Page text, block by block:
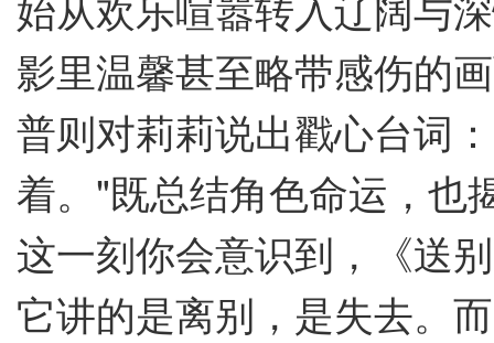
影里温馨甚至略带感伤的
普则对莉莉说出戳心台词
着。"既总结角色命运，也
这一刻你会意识到，《送
它讲的是离别，是失去。